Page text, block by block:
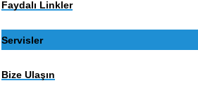
Faydalı Linkler
Servisler
Bize Ulaşın